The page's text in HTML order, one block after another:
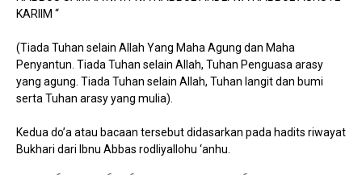
KARIIM “
(Tiada Tuhan selain Allah Yang Maha Agung dan Maha
Penyantun. Tiada Tuhan selain Allah, Tuhan Penguasa arasy
yang agung. Tiada Tuhan selain Allah, Tuhan langit dan bumi
serta Tuhan arasy yang mulia).
Kedua do’a atau bacaan tersebut didasarkan pada hadits riwayat
Bukhari dari Ibnu Abbas rodliyallohu ‘anhu.